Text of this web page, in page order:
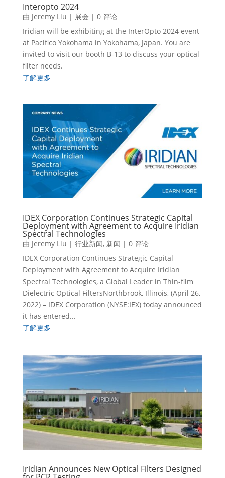
Interopto 2024
由 Jeremy Liu | 展会 | 0 评论
Iridian will be exhibiting at the InterOpto 2024 event
at Pacifico Yokohama in Yokohama, Japan. You are
invited to visit our booth B-13 to discuss your optical
filter needs.
了解更多
IDEX Corporation Continues Strategic Capital
Deployment with Agreement to Acquire Iridian
Spectral Technologies
由 Jeremy Liu | 行业新闻, 新闻 | 0 评论
IDEX Corporation Continues Strategic Capital
Deployment with Agreement to Acquire Iridian
Spectral Technologies, a Global Leader in Thin-film
Dielectric Optical FiltersNorthbrook, Illinois, (April 26,
2022) – IDEX Corporation (NYSE:IEX) today announced
it has entered...
了解更多
Iridian Announces New Optical Filters Designed